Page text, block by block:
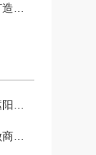
品质推拉雨棚，为西安用户打造舒适户外新体验
推拉雨棚：灵活耐用的户外遮阳防雨 设施
手动推拉雨棚需求上涨，小微商业场景选用量持续增多